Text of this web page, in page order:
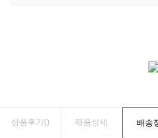
상품후기() 제품상세 배송